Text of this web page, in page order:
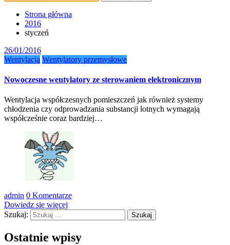
Strona główna
2016
styczeń
26/01/2016
Wentylacja Wentylatory przemysłowe
Nowoczesne wentylatory ze sterowaniem elektronicznym
Wentylacja współczesnych pomieszczeń jak również systemy
chłodzenia czy odprowadzania substancji lotnych wymagają
współcześnie coraz bardziej…
admin 0 Komentarze
Dowiedz się więcej
Szukaj:
Ostatnie wpisy